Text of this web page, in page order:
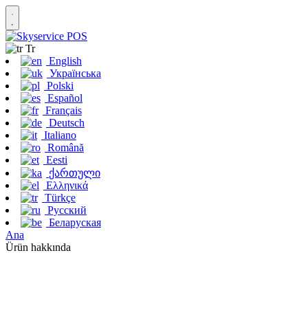
Tr
English
Українська
Polski
Español
Français
Deutsch
Italiano
Română
Eesti
ქართული
Ελληνικά
Türkçe
Русский
Беларуская
Ana
Ürün hakkında